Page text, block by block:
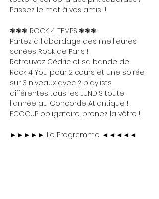
Passez le mot à vos amis !!!
❃❃❃ ROCK 4 TEMPS ❃❃❃
Partez à l'abordage des meilleures
soirées Rock de Paris !
Retrouvez Cédric et sa bande de
Rock 4 You pour 2 cours et une soirée
sur 3 niveaux avec 2 playlists
différentes tous les LUNDIS toute
l'année au Concorde Atlantique !
ECOCUP obligatoire, prenez la vôtre !
►►►►► Le Programme ◄◄◄◄◄